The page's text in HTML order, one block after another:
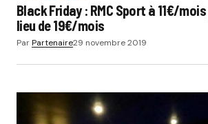
Black Friday : RMC Sport à 11€/
lieu de 19€/mois
ParPartenaire29 novembre 2019